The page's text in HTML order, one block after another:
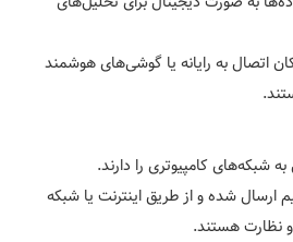
اتصال به رایانه یا گوشی‌های هوشمند
شبکه‌های کامپیوتری را دارند.
ارسال شده و از طریق اینترنت یا شبکه
نظارت هستند.